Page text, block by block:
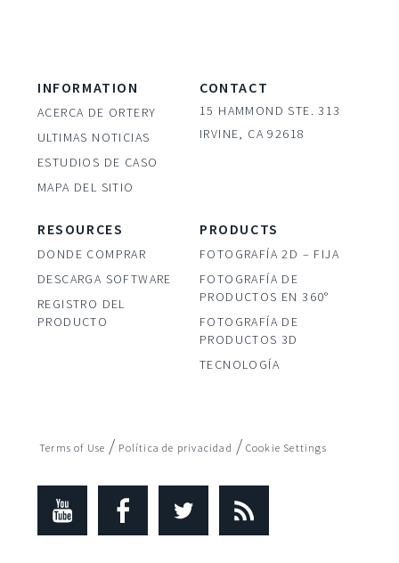
INFORMATION
ACERCA DE ORTERY
ULTIMAS NOTICIAS
ESTUDIOS DE CASO
MAPA DEL SITIO
CONTACT
15 HAMMOND STE. 313
IRVINE, CA 92618
RESOURCES
DONDE COMPRAR
DESCARGA SOFTWARE
REGISTRO DEL
PRODUCTO
PRODUCTS
FOTOGRAFÍA 2D – FIJA
FOTOGRAFÍA DE
PRODUCTOS EN 360°
FOTOGRAFÍA DE
PRODUCTOS 3D
TECNOLOGÍA
Terms of Use / Política de privacidad / Cookie Settings